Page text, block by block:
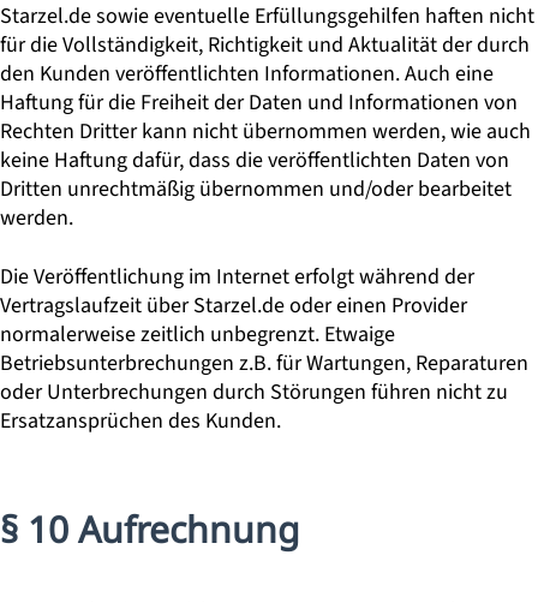
Starzel.de sowie eventuelle Erfüllungsgehilfen haften nicht
für die Vollständigkeit, Richtigkeit und Aktualität der durch
den Kunden veröffentlichten Informationen. Auch eine
Haftung für die Freiheit der Daten und Informationen von
Rechten Dritter kann nicht übernommen werden, wie auch
keine Haftung dafür, dass die veröffentlichten Daten von
Dritten unrechtmäßig übernommen und/oder bearbeitet
werden.
Die Veröffentlichung im Internet erfolgt während der
Vertragslaufzeit über Starzel.de oder einen Provider
normalerweise zeitlich unbegrenzt. Etwaige
Betriebsunterbrechungen z.B. für Wartungen, Reparaturen
oder Unterbrechungen durch Störungen führen nicht zu
Ersatzansprüchen des Kunden.
§ 10 Aufrechnung